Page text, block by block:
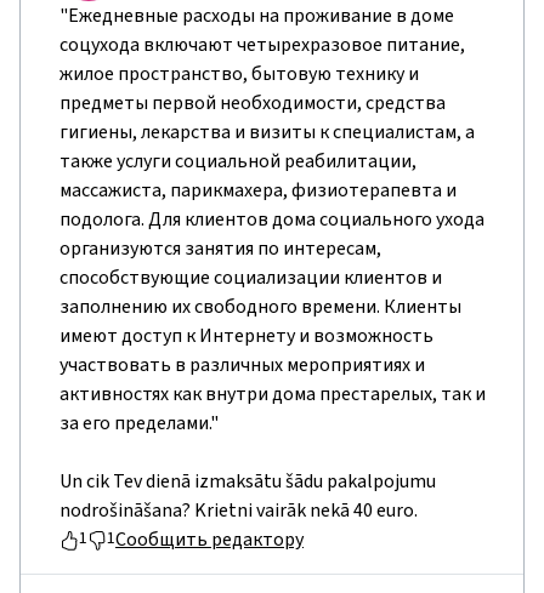
"Ежедневные расходы на проживание в доме
соцухода включают четырехразовое питание,
жилое пространство, бытовую технику и
предметы первой необходимости, средства
гигиены, лекарства и визиты к специалистам, а
также услуги социальной реабилитации,
массажиста, парикмахера, физиотерапевта и
подолога. Для клиентов дома социального ухода
организуются занятия по интересам,
способствующие социализации клиентов и
заполнению их свободного времени. Клиенты
имеют доступ к Интернету и возможность
участвовать в различных мероприятиях и
активностях как внутри дома престарелых, так и
за его пределами."
Un cik Tev dienā izmaksātu šādu pakalpojumu
nodrošināšana? Krietni vairāk nekā 40 euro.
1 1Сообщить редактору